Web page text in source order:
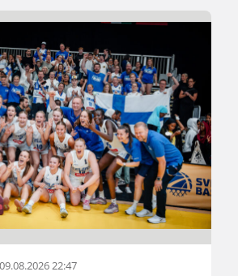
09.08.2026 22:47